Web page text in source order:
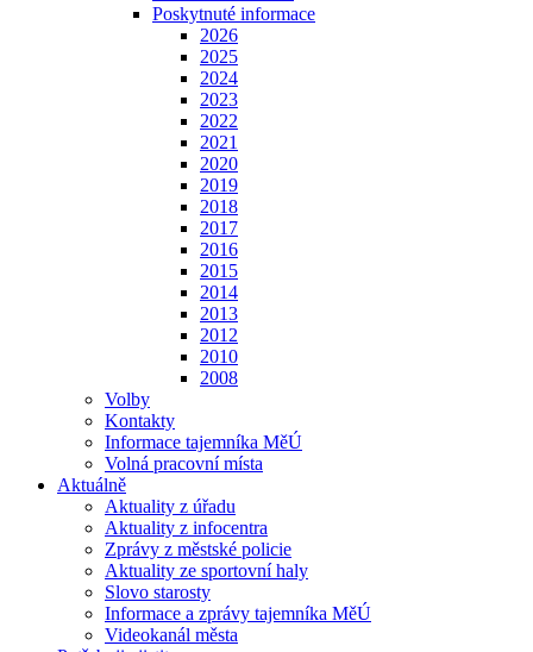
Poskytnuté informace
2026
2025
2024
2023
2022
2021
2020
2019
2018
2017
2016
2015
2014
2013
2012
2010
2008
Volby
Kontakty
Informace tajemníka MěÚ
Volná pracovní místa
Aktuálně
Aktuality z úřadu
Aktuality z infocentra
Zprávy z městské policie
Aktuality ze sportovní haly
Slovo starosty
Informace a zprávy tajemníka MěÚ
Videokanál města